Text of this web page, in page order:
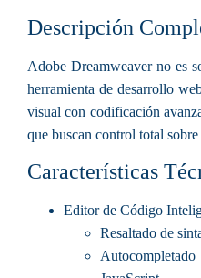
Descripción
Adobe Dreamweaver no es
herramienta de desarrollo
visual con codificación
que buscan control total
Características
Editor de Código
Resaltado de